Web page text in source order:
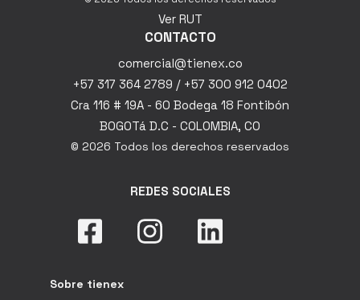
Ver RUT
CONTACTO
comercial@tienex.co
+57 317 364 2789 / +57 300 912 0402
Cra 116 # 19A - 60 Bodega 18 Fontibón
BOGOTá D.C - COLOMBIA, CO
© 2026 Todos los derechos reservados
REDES SOCIALES
Sobre tienex